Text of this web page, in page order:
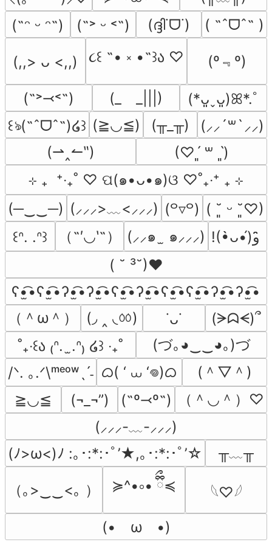
(˶ᵔ ᵕ ᵔ˶)
(˶˃ ᵕ ˂˶) (ദ്ദി˙ᗜ˙) ( ˶ˆᗜˆ˵ )
(,,> ᴗ <,,) ૮꒰ ˶• ༝ •˶꒱ა ♡ (º﹃º)
(˶˃⤙˂˶) (_　_|||)
(*ᴗ͈ˬᴗ͈)ꕤ*.ﾟ
꒰ঌ(˶ˆᗜˆ˵)໒꒱ (≧◡≦) (╥_╥)
(⸝⸝´꒳`⸝⸝)
(⇀‸↼‶)
(♡ˊ͈ ꒳ ˋ͈)
⊹ ₊  ⁺‧₊˚ ♡ ପ(๑•ᴗ•๑)ଓ ♡˚₊‧⁺ ₊ ⊹
(─‿‿─) (⸝⸝⸝>﹏<⸝⸝⸝) (꒪▿꒪) ( ˘͈ ᵕ ˘͈♡)
꒰ᐢ. .ᐢ꒱
（˶′◡‵˶） (⸝⸝๑  ̫ ๑⸝⸝⸝)
( ˘ ³˘)♥
ʕ•̫͡•ʕ•̫͡•ʔ•̫͡•ʔ•̫͡•ʕ•̫͡•ʔ•̫͡•ʕ•̫͡•ʕ•̫͡•ʔ•̫͡•ʔ•̫͡•
（＾ω＾）
(◞ ‸ ◟ㆀ) ˙ᴗ˙
(ᗒᗣᗕ)՞
˚₊‧꒰ა ₍ᐢ.  ̫.ᐢ₎ ໒꒱ ‧₊˚
(づ｡◕‿‿◕｡)づ
/ᐠ. ｡.ᐟ\ᵐᵉᵒʷˎˊ˗ ᜊ( ‘ ⩊ ‘𖦹)ᜊ
(＾▽＾)
≧◡≦
(¬_¬”) (˶º⤙º˶)
（＾◡＾）♡
(⸝⸝⸝-﹏-⸝⸝⸝)
(ﾉ>ω<)ﾉ :｡･:*:･ﾟ’★,｡･:*:･ﾟ’☆
╥﹏╥
（｡>‿‿<｡ ） ≽^•༚• ྀིྀ≼
𓆩♡𓆪
(•　ω　•)